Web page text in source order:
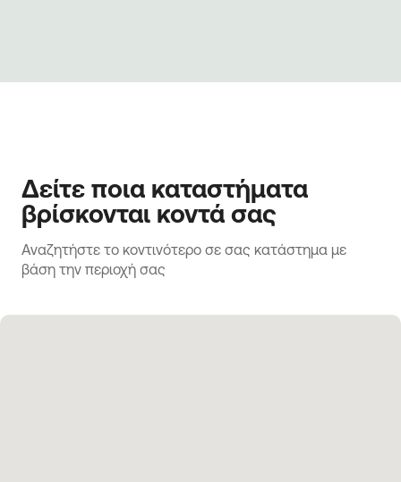
Δείτε ποια καταστήματα
βρίσκονται κοντά σας
Αναζητήστε το κοντινότερο σε σας κατάστημα με
βάση την περιοχή σας